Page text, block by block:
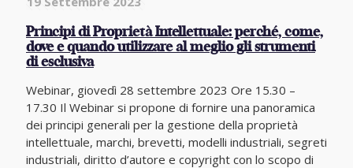
Principi di Proprietà Intellettuale: perché, come,
dove e quando utilizzare al meglio gli strumenti
di esclusiva
Webinar, giovedì 28 settembre 2023 Ore 15.30 –
17.30 Il Webinar si propone di fornire una panoramica
dei principi generali per la gestione della proprietà
intellettuale, marchi, brevetti, modelli industriali, segreti
industriali, diritto d’autore e copyright con lo scopo di